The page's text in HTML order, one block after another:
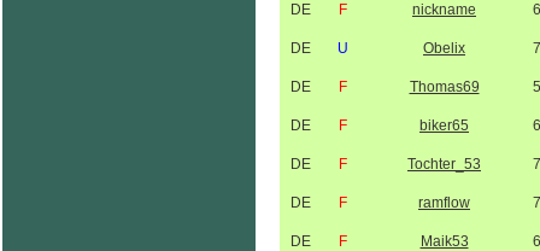
DE F nickname
DE U Obelix
DE F Thomas69
DE F biker65
DE F Tochter_53
DE F ramflow
DE F Maik53